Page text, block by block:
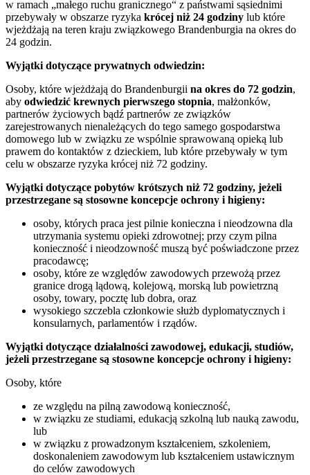
w ramach „małego ruchu granicznego“ z państwami sąsiednimi
przebywały w obszarze ryzyka krócej niż 24 godziny lub które
wjeżdżają na teren kraju związkowego Brandenburgia na okres do
24 godzin.
Wyjątki dotyczące prywatnych odwiedzin:
Osoby, które wjeżdżają do Brandenburgii na okres do 72 godzin,
aby odwiedzić krewnych pierwszego stopnia, małżonków,
partnerów życiowych bądź partnerów ze związków
zarejestrowanych nienależących do tego samego gospodarstwa
domowego lub w związku ze wspólnie sprawowaną opieką lub
prawem do kontaktów z dzieckiem, lub które przebywały w tym
celu w obszarze ryzyka krócej niż 72 godziny.
Wyjątki dotyczące pobytów krótszych niż 72 godziny, jeżeli
przestrzegane są stosowne koncepcje ochrony i higieny:
osoby, których praca jest pilnie konieczna i nieodzowna dla
utrzymania systemu opieki zdrowotnej; przy czym pilna
konieczność i nieodzowność muszą być poświadczone przez
pracodawcę;
osoby, które ze względów zawodowych przewożą przez
granice drogą lądową, kolejową, morską lub powietrzną
osoby, towary, pocztę lub dobra, oraz
wysokiego szczebla członkowie służb dyplomatycznych i
konsularnych, parlamentów i rządów.
Wyjątki dotyczące działalności zawodowej, edukacji, studiów,
jeżeli przestrzegane są stosowne koncepcje ochrony i higieny:
Osoby, które
ze względu na pilną zawodową konieczność,
w związku ze studiami, edukacją szkolną lub nauką zawodu,
lub
w związku z prowadzonym kształceniem, szkoleniem,
doskonaleniem zawodowym lub kształceniem ustawicznym
do celów zawodowych